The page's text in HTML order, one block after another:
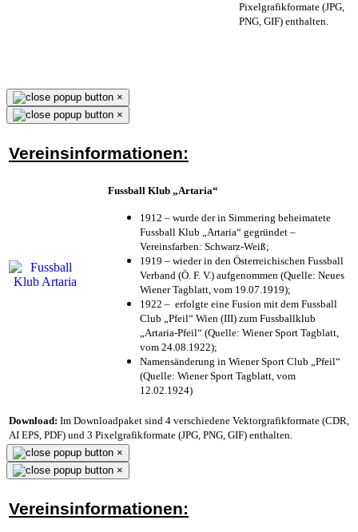
Pixelgrafikformate (JPG,
PNG, GIF) enthalten.
×
×
Vereinsinformationen:
Fussball Klub „Artaria“
1912 – wurde der in Simmering beheimatete
Fussball Klub „Artaria“ gegründet –
Vereinsfarben: Schwarz-Weiß;
1919 – wieder in den Österreichischen Fussball
Verband (Ö. F. V.) aufgenommen (Quelle: Neues
Wiener Tagblatt, vom 19.07.1919);
1922 – erfolgte eine Fusion mit dem Fussball
Club „Pfeil“ Wien (III) zum Fussballklub
„Artaria-Pfeil“ (Quelle: Wiener Sport Tagblatt,
vom 24.08.1922);
Namensänderung in Wiener Sport Club „Pfeil“
(Quelle: Wiener Sport Tagblatt, vom
12.02.1924)
Download: Im Downloadpaket sind 4 verschiedene Vektorgrafikformate (CDR,
AI EPS, PDF) und 3 Pixelgrafikformate (JPG, PNG, GIF) enthalten.
×
×
Vereinsinformationen: